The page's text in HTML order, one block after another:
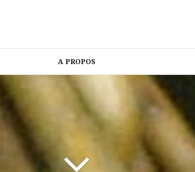
A PROPOS